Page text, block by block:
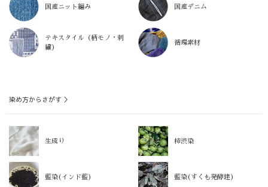
国産ニット編み 国産デニム
テキスタイル（柄モノ・刺
繍）
循環素材
染め方からさがす ＞
生成り 柿渋染
藍染(インド藍) 藍染(すくも発酵建)